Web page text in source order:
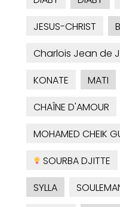
JESUS-CHRIST
Charlois Jean de
KONATE
MATI
CHAÎNE D'AMOUR
MOHAMED CHEIK
SOURBA DJITTE
SYLLA